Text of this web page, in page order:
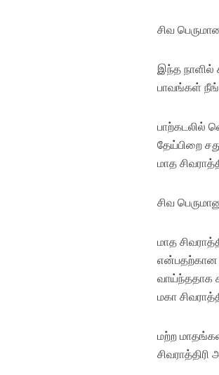
சிவ
இந்த நாளில்
பாவங்கள்
பாற்கடலில்
தேய்பிறை
மாத
சிவ
மாத
என்பதற்கான
வாய்ந்ததாக
மகா
மற்ற